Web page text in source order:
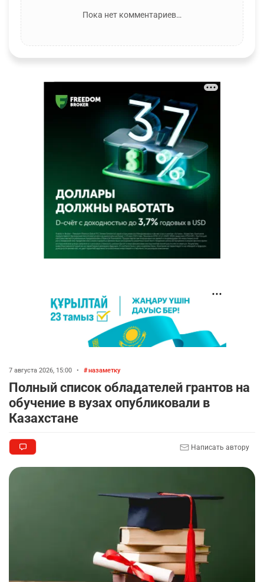
Пока нет комментариев…
7 августа 2026, 15:00 • назаметку
Полный список обладателей грантов на
обучение в вузах опубликовали в
Казахстане
Написать автору